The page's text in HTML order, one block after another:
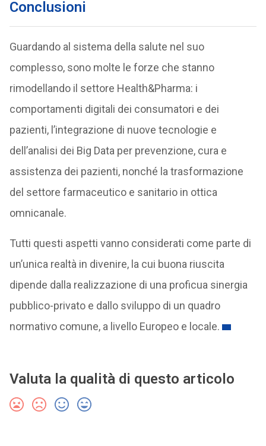
Conclusioni
Guardando al sistema della salute nel suo
complesso, sono molte le forze che stanno
rimodellando il settore Health&Pharma: i
comportamenti digitali dei consumatori e dei
pazienti, l’integrazione di nuove tecnologie e
dell’analisi dei Big Data per prevenzione, cura e
assistenza dei pazienti, nonché la trasformazione
del settore farmaceutico e sanitario in ottica
omnicanale.
Tutti questi aspetti vanno considerati come parte di
un’unica realtà in divenire, la cui buona riuscita
dipende dalla realizzazione di una proficua sinergia
pubblico-privato e dallo sviluppo di un quadro
normativo comune, a livello Europeo e locale.
Valuta la qualità di questo articolo